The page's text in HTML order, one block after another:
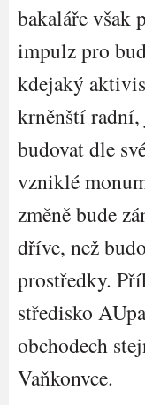
bakaláře však
impulz pro
kdejaký
krněnští
budovat dle
vzniklé
změně bude
dříve, než
prostředky.
středisko
obchodech
Vaňkonvce.